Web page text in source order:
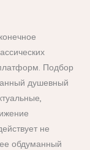
Подбор
душевный
не
обдуманный